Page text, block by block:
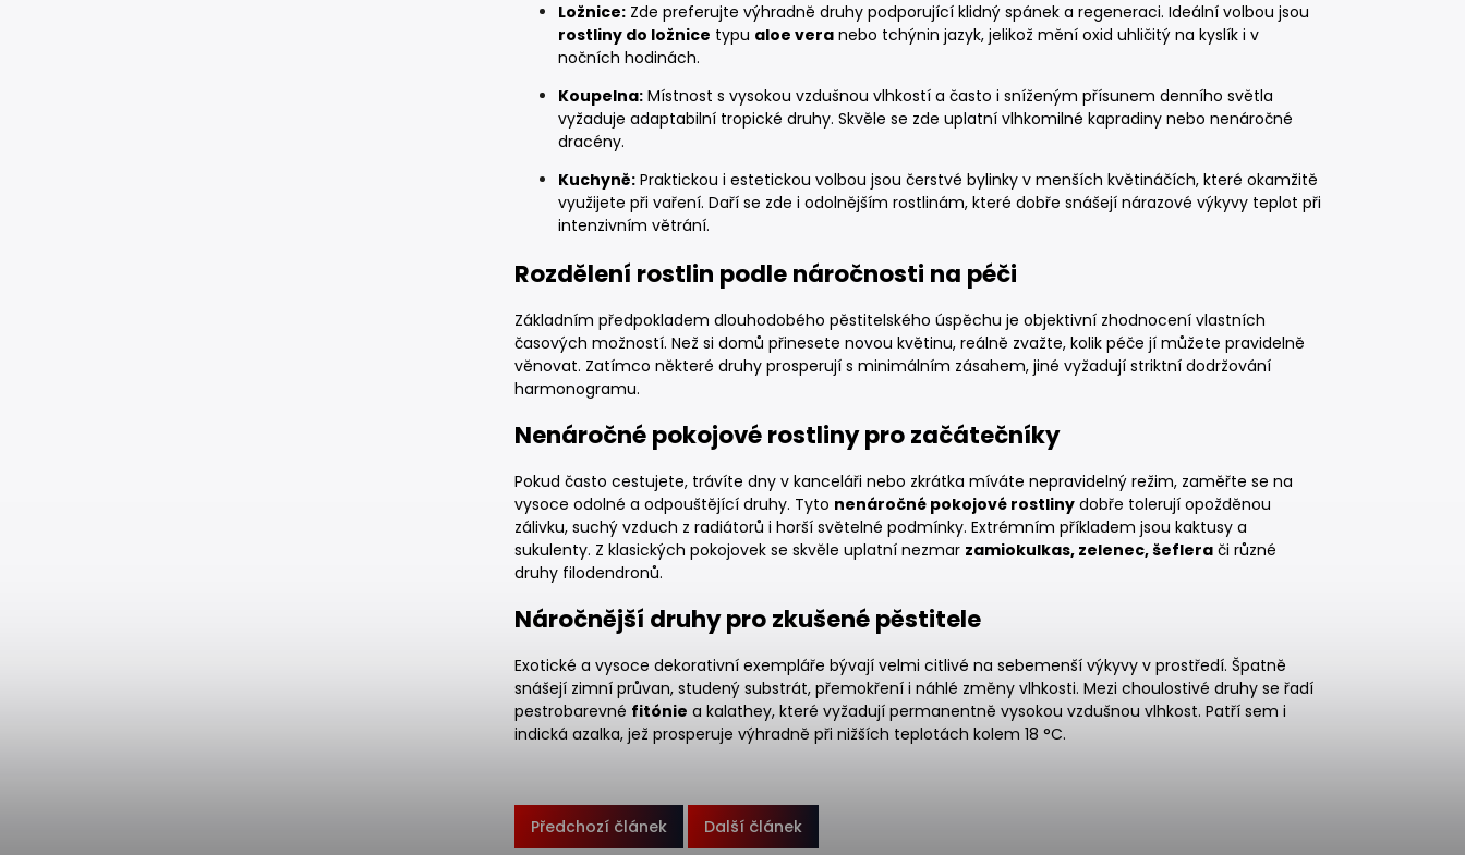
Ložnice: Zde preferujte výhradně druhy podporující klidný spánek a regeneraci. Ideální volbou jsou
rostliny do ložnice typu aloe vera nebo tchýnin jazyk, jelikož mění oxid uhličitý na kyslík i v
nočních hodinách.
Koupelna: Místnost s vysokou vzdušnou vlhkostí a často i sníženým přísunem denního světla
vyžaduje adaptabilní tropické druhy. Skvěle se zde uplatní vlhkomilné kapradiny nebo nenáročné
dracény.
Kuchyně: Praktickou i estetickou volbou jsou čerstvé bylinky v menších květináčích, které okamžitě
využijete při vaření. Daří se zde i odolnějším rostlinám, které dobře snášejí nárazové výkyvy teplot při
intenzivním větrání.
Rozdělení rostlin podle náročnosti na péči
Základním předpokladem dlouhodobého pěstitelského úspěchu je objektivní zhodnocení vlastních
časových možností. Než si domů přinesete novou květinu, reálně zvažte, kolik péče jí můžete pravidelně
věnovat. Zatímco některé druhy prosperují s minimálním zásahem, jiné vyžadují striktní dodržování
harmonogramu.
Nenáročné pokojové rostliny pro začátečníky
Pokud často cestujete, trávíte dny v kanceláři nebo zkrátka míváte nepravidelný režim, zaměřte se na
vysoce odolné a odpouštějící druhy. Tyto nenáročné pokojové rostliny dobře tolerují opožděnou
zálivku, suchý vzduch z radiátorů i horší světelné podmínky. Extrémním příkladem jsou kaktusy a
sukulenty. Z klasických pokojovek se skvěle uplatní nezmar zamiokulkas, zelenec, šeflera či různé
druhy filodendronů.
Náročnější druhy pro zkušené pěstitele
Exotické a vysoce dekorativní exempláře bývají velmi citlivé na sebemenší výkyvy v prostředí. Špatně
snášejí zimní průvan, studený substrát, přemokření i náhlé změny vlhkosti. Mezi choulostivé druhy se řadí
pestrobarevné fitónie a kalathey, které vyžadují permanentně vysokou vzdušnou vlhkost. Patří sem i
indická azalka, jež prosperuje výhradně při nižších teplotách kolem 18 °C.
Předchozí článek Další článek